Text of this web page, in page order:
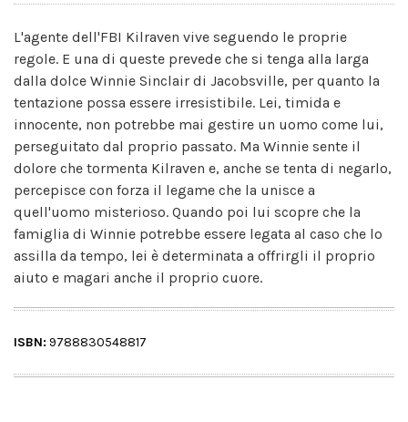
L'agente dell'FBI Kilraven vive seguendo le proprie
regole. E una di queste prevede che si tenga alla larga
dalla dolce Winnie Sinclair di Jacobsville, per quanto la
tentazione possa essere irresistibile. Lei, timida e
innocente, non potrebbe mai gestire un uomo come lui,
perseguitato dal proprio passato. Ma Winnie sente il
dolore che tormenta Kilraven e, anche se tenta di negarlo,
percepisce con forza il legame che la unisce a
quell'uomo misterioso. Quando poi lui scopre che la
famiglia di Winnie potrebbe essere legata al caso che lo
assilla da tempo, lei è determinata a offrirgli il proprio
aiuto e magari anche il proprio cuore.
ISBN: 9788830548817